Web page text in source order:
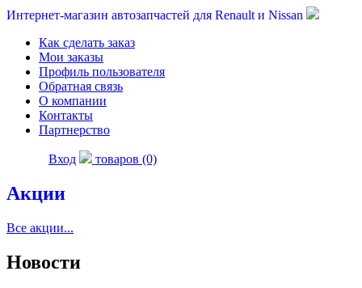
Интернет-магазин автозапчастей для Renault и Nissan
Как сделать заказ
Мои заказы
Профиль пользователя
Обратная связь
О компании
Контакты
Партнерство
Вход товаров (0)
Акции
Все акции...
Новости